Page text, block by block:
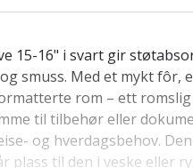
15-16" i svart gir
smuss. Med et mykt fôr,
rom – ett
til tilbehør eller
og hverdagsbehov.
plass til den i veske eller